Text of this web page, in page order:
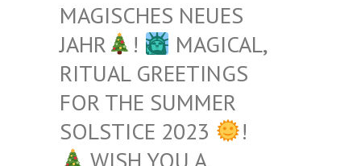
MAGISCHES NEUES
JAHR
!
MAGICAL,
RITUAL GREETINGS
FOR THE SUMMER
SOLSTICE 2023
!
WISH YOU A